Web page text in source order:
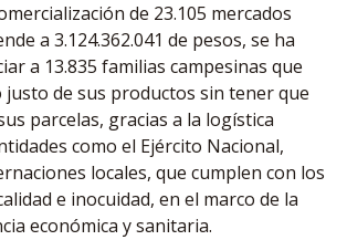
de 23.105 mercados
a 3.124.362.041 de pesos, se ha
a 13.835 familias campesinas que
justo de sus productos sin tener que
parcelas, gracias a la logística
como el Ejército Nacional,
locales, que cumplen con los
e inocuidad, en el marco de la
económica y sanitaria.